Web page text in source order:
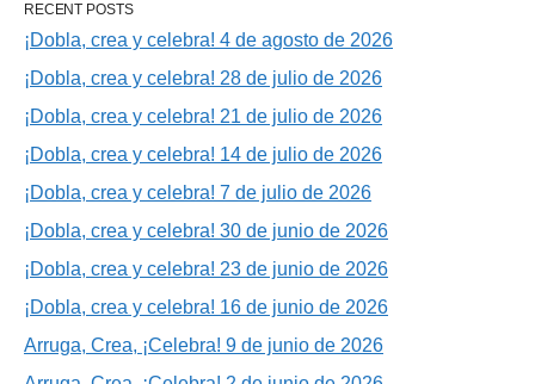
RECENT POSTS
¡Dobla, crea y celebra! 4 de agosto de 2026
¡Dobla, crea y celebra! 28 de julio de 2026
¡Dobla, crea y celebra! 21 de julio de 2026
¡Dobla, crea y celebra! 14 de julio de 2026
¡Dobla, crea y celebra! 7 de julio de 2026
¡Dobla, crea y celebra! 30 de junio de 2026
¡Dobla, crea y celebra! 23 de junio de 2026
¡Dobla, crea y celebra! 16 de junio de 2026
Arruga, Crea, ¡Celebra! 9 de junio de 2026